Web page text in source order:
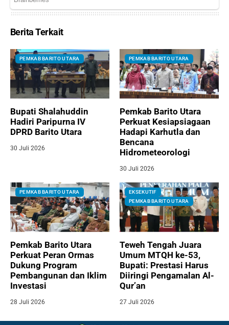
Berita Terkait
PEMKAB BARITO UTARA
Bupati Shalahuddin
Hadiri Paripurna IV
DPRD Barito Utara
30 Juli 2026
PEMKAB BARITO UTARA
Pemkab Barito Utara
Perkuat Kesiapsiagaan
Hadapi Karhutla dan
Bencana
Hidrometeorologi
30 Juli 2026
PEMKAB BARITO UTARA
Pemkab Barito Utara
Perkuat Peran Ormas
Dukung Program
Pembangunan dan Iklim
Investasi
28 Juli 2026
EKSEKUTIF
PEMKAB BARITO UTARA
Teweh Tengah Juara
Umum MTQH ke-53,
Bupati: Prestasi Harus
Diiringi Pengamalan Al-
Qur’an
27 Juli 2026